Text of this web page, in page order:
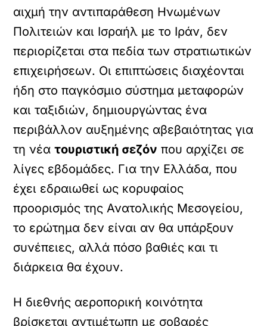
αιχμή την αντιπαράθεση Ηνωμένων
Πολιτειών και Ισραήλ με το Ιράν, δεν
περιορίζεται στα πεδία των στρατιωτικών
επιχειρήσεων. Οι επιπτώσεις διαχέονται
ήδη στο παγκόσμιο σύστημα μεταφορών
και ταξιδιών, δημιουργώντας ένα
περιβάλλον αυξημένης αβεβαιότητας για
τη νέατουριστική σεζόν που αρχίζει σε
λίγες εβδομάδες. Για την Ελλάδα, που
έχει εδραιωθεί ως κορυφαίος
προορισμός της Ανατολικής Μεσογείου,
το ερώτημα δεν είναι αν θα υπάρξουν
συνέπειες, αλλά πόσο βαθιές και τι
διάρκεια θα έχουν.
Η διεθνής αεροπορική κοινότητα
βρίσκεται αντιμέτωπη με σοβαρές